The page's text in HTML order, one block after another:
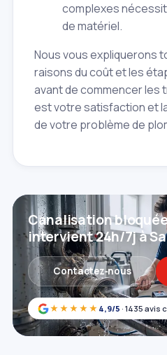
complexes
de matériel.
Nous vous expliquerons
raisons du coût et les
avant de commencer les
est votre satisfaction et
de votre problème de
★★★★★ 4,9/5 · 1435 avis
Canalisation
intervient 24h/7j à
Contactez‑nous